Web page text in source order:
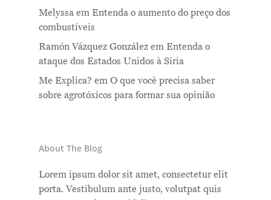
Melyssa em Entenda o aumento do preço dos
combustíveis
Ramón Vázquez González em Entenda o
ataque dos Estados Unidos à Síria
Me Explica? em O que você precisa saber
sobre agrotóxicos para formar sua opinião
About The Blog
Lorem ipsum dolor sit amet, consectetur elit
porta. Vestibulum ante justo, volutpat quis